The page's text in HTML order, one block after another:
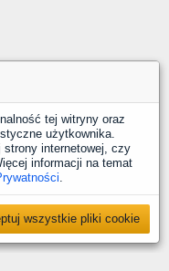
tej witryny oraz
użytkownika.
internetowej, czy
informacji na temat
.
wszystkie pliki cookie